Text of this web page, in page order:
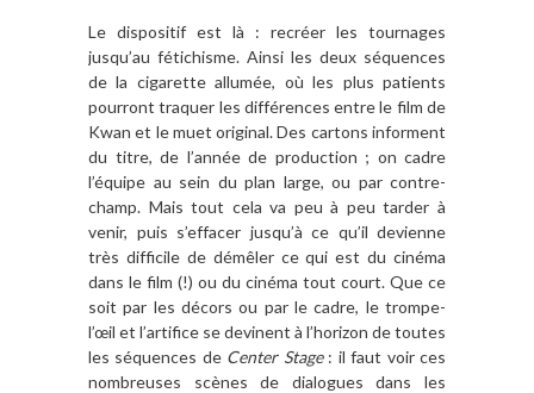
Le dispositif est là : recréer les tournages
jusqu’au fétichisme. Ainsi les deux séquences
de la cigarette allumée, où les plus patients
pourront traquer les différences entre le film de
Kwan et le muet original. Des cartons informent
du titre, de l’année de production ; on cadre
l’équipe au sein du plan large, ou par contre-
champ. Mais tout cela va peu à peu tarder à
venir, puis s’effacer jusqu’à ce qu’il devienne
très difficile de démêler ce qui est du cinéma
dans le film (!) ou du cinéma tout court. Que ce
soit par les décors ou par le cadre, le trompe-
l’œil et l’artifice se devinent à l’horizon de toutes
les séquences de Center Stage: il faut voir ces
nombreuses scènes de dialogues dans les